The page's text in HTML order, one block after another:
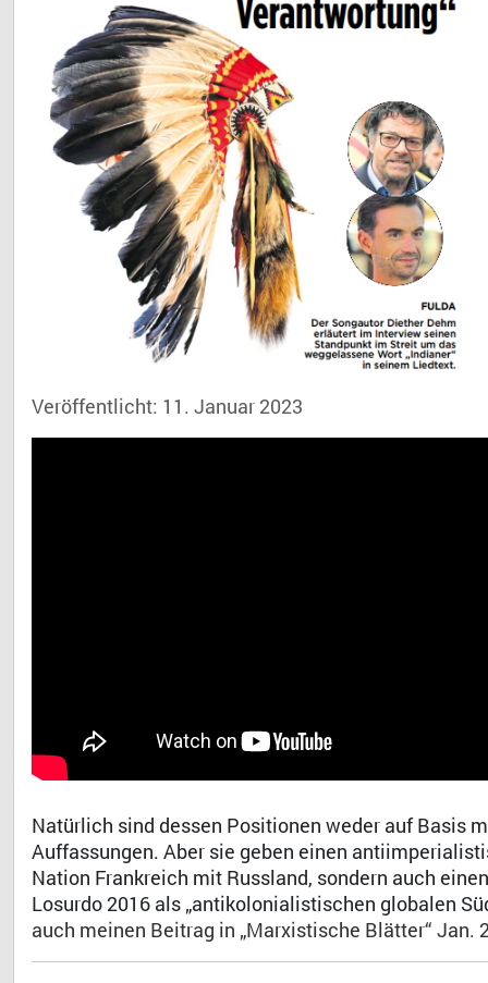
Veröffentlicht: 11. Januar 2023
Natürlich sind dessen Positionen weder auf Basis
Auffassungen. Aber sie geben einen
Nation Frankreich mit Russland, sondern auch
Losurdo 2016 als „antikolonialistischen globalen
auch meinen Beitrag in „Marxistische Blätter“ Jan.